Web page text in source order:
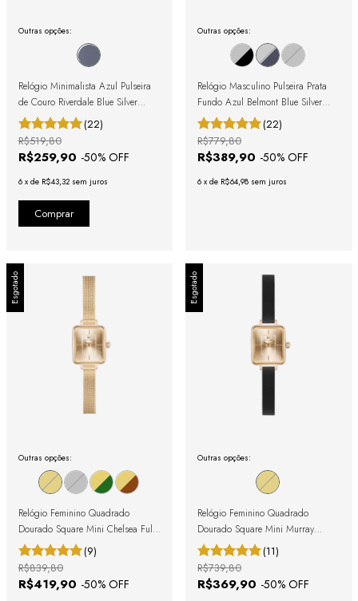
Outras opções:
Relógio Minimalista Azul Pulseira
de Couro Riverdale Blue Silver
40mm
(22)
R$259,90 -50% OFF
R$519,80
6 x de R$43,32 sem juros
Outras opções:
Relógio Masculino Pulseira Prata
Fundo Azul Belmont Blue Silver
40mm
(22)
R$389,90 -50% OFF
R$779,80
6 x de R$64,98 sem juros
Esgotado
Outras opções:
Relógio Feminino Quadrado
Dourado Square Mini Chelsea Full
Gold
(9)
R$419,90 -50% OFF
R$839,80
Esgotado
Outras opções:
Relógio Feminino Quadrado
Dourado Square Mini Murray
Chelsea Full Gold(11)
R$369,90 -50% OFF
R$739,80